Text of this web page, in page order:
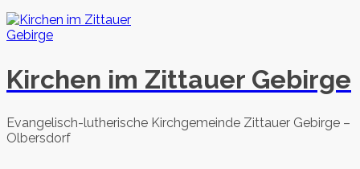
Skip
to
content
Kirchen im Zittauer Gebirge
Evangelisch-lutherische Kirchgemeinde Zittauer Gebirge –
Olbersdorf